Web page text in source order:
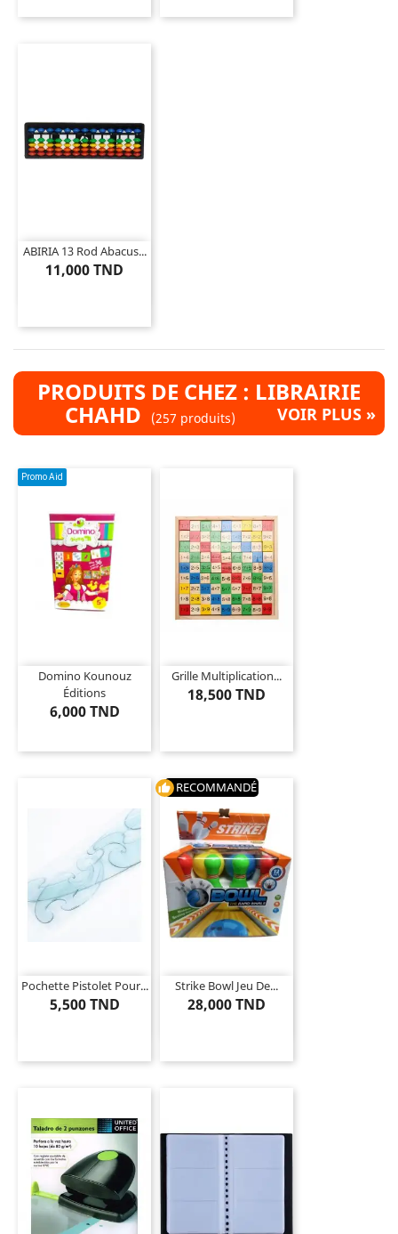
ABIRIA 13 Rod Abacus...
11,000 TND
PRODUITS DE CHEZ : LIBRAIRIE
CHAHD (257 produits) VOIR PLUS »
Promo Aid
Domino Kounouz
Éditions
6,000 TND
Grille Multiplication...
18,500 TND
Pochette Pistolet Pour...
5,500 TND
thumb_up RECOMMANDÉ
Strike Bowl Jeu De...
28,000 TND